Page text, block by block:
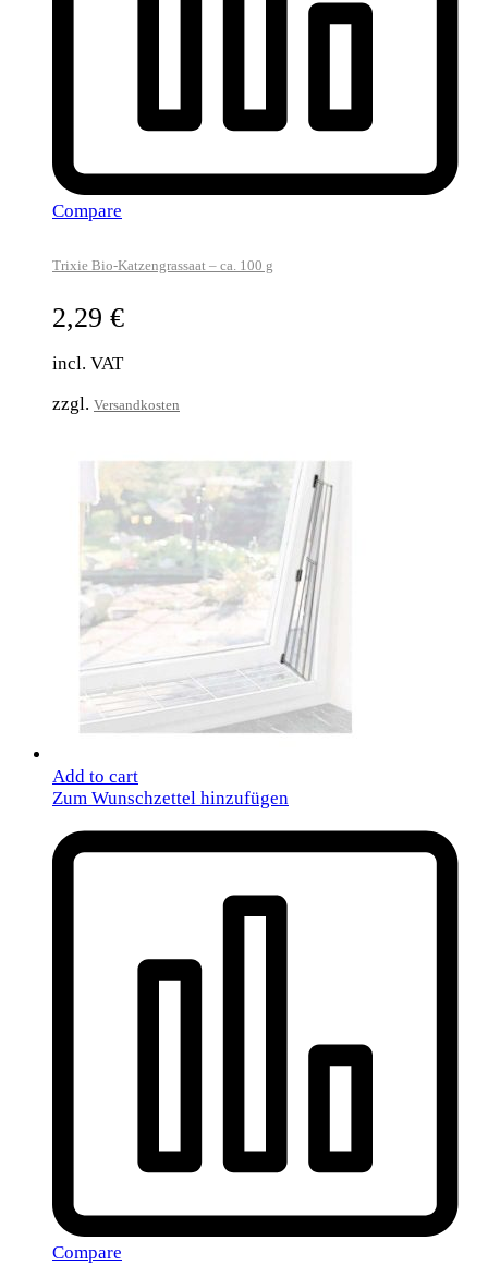
Compare
Trixie Bio-Katzengrassaat – ca. 100 g
2,29 €
incl. VAT
zzgl. Versandkosten
Add to cart
Zum Wunschzettel hinzufügen
Compare